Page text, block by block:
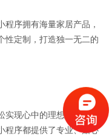
序拥有海量家居产品，
性定制，打造独一无二的
实现心中的理想家居。在
程序都提供了专业、贴心